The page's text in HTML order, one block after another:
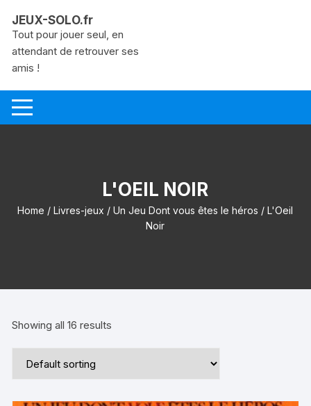
contenu
JEUX-SOLO.fr
Tout pour jouer seul, en
attendant de retrouver ses
amis !
L'OEIL NOIR
Home /Livres-jeux /Un Jeu Dont vous êtes le héros / L'Oeil
Noir
Showing all 16 results